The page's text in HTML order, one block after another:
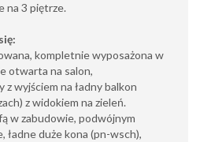
na 3 piętrze.
kompletnie wyposażona w
otwarta na salon,
wyjściem na ładny balkon
z widokiem na zieleń.
w zabudowie, podwójnym
ładne duże kona (pn-wsch),